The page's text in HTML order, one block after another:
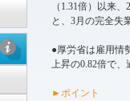
（1.31倍）以来
と、3月の完全失
●厚労省は雇用情
上昇の0.82倍で、
►ポイント